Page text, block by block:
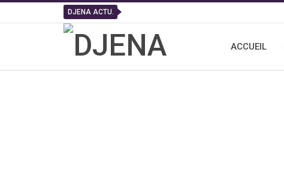
DJENA ACTU.
ACCUEIL